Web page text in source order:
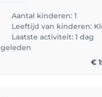
Aantal kinderen: 1
Leeftijd van kinderen:
Laatste activiteit: 1 dag
geleden
€